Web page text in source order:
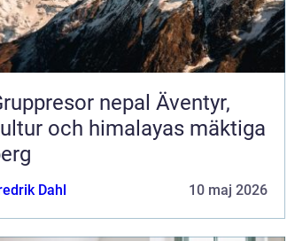
nepal Äventyr,
och himalayas mäktiga
Dahl 10 maj 2026